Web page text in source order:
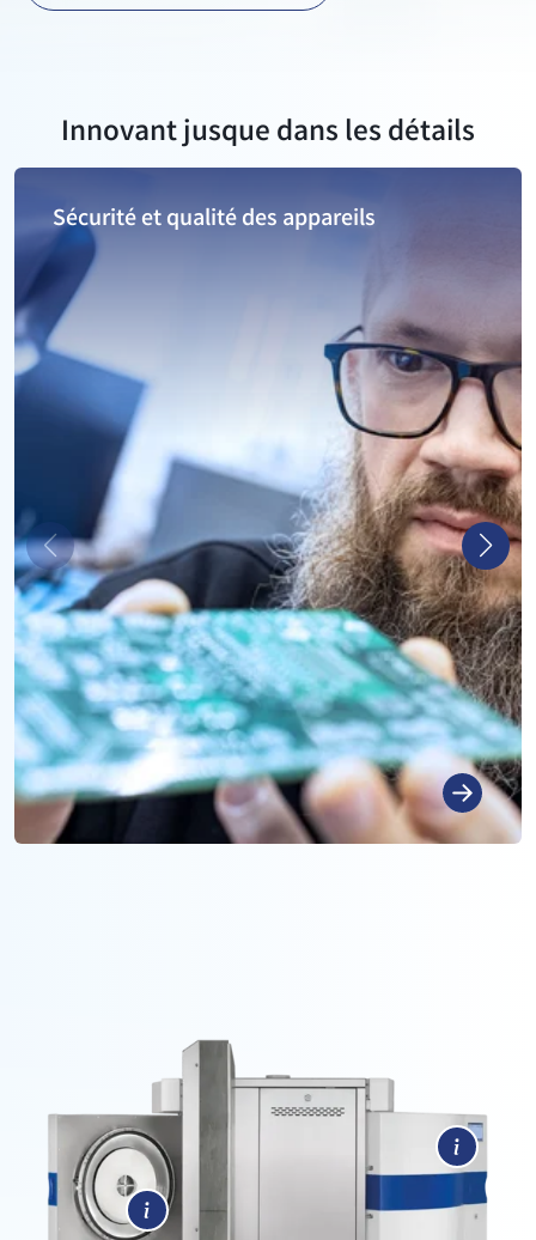
Innovant jusque dans les détails
Sécurité et qualité des appareils